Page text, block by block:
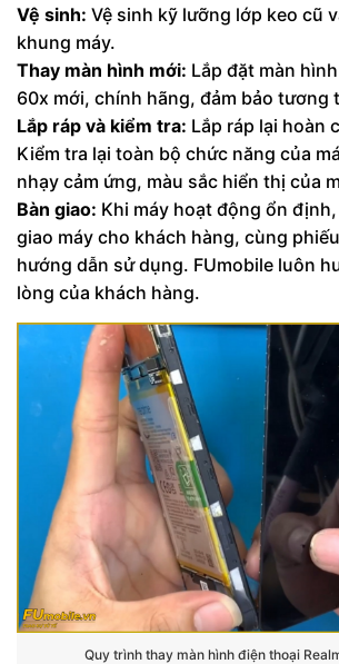
Vệ sinh: Vệ sinh kỹ lưỡng lớp keo cũ
khung máy.
Thay màn hình mới: Lắp đặt màn
60x mới, chính hãng, đảm bảo tương
Lắp ráp và kiểm tra: Lắp ráp lại hoàn
Kiểm tra lại toàn bộ chức năng của
nhạy cảm ứng, màu sắc hiển thị của
Bàn giao: Khi máy hoạt động ổn
giao máy cho khách hàng, cùng
hướng dẫn sử dụng. FUmobile luôn
lòng của khách hàng.
Quy trình thay màn hình điện thoại